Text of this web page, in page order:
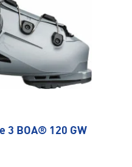
3 BOA® 120 GW